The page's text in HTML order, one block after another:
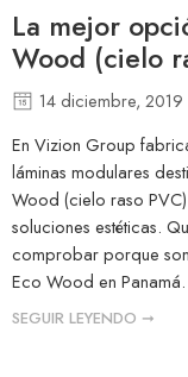
La mejor
Wood (cielo
14 diciembre, 2019
En Vizion Group
láminas modulares
Wood (cielo raso
soluciones estéticas.
comprobar porque
Eco Wood en
SEGUIR LEYENDO ➞